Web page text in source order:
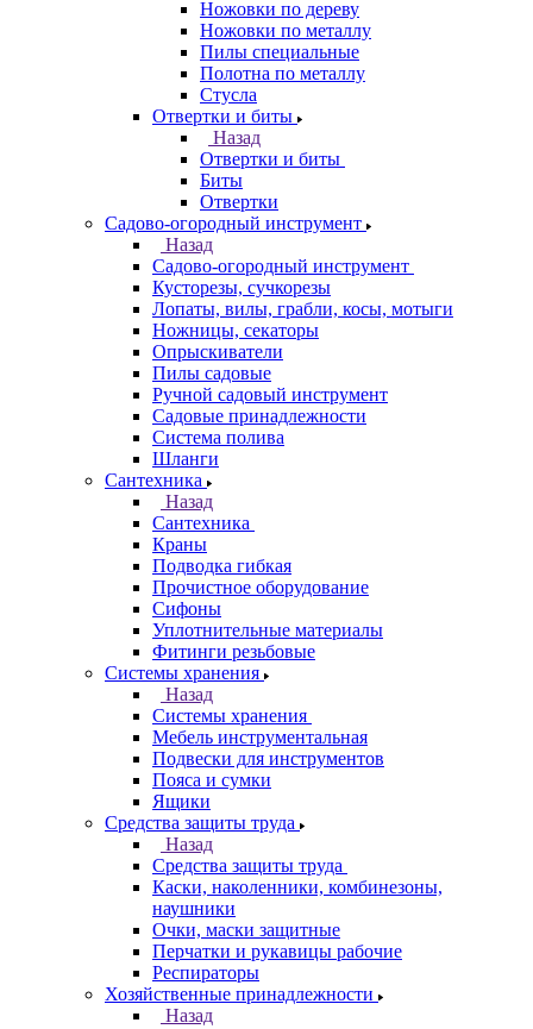
Ножовки по дереву
Ножовки по металлу
Пилы специальные
Полотна по металлу
Стусла
Отвертки и биты
Назад
Отвертки и биты
Биты
Отвертки
Садово-огородный инструмент
Назад
Садово-огородный инструмент
Кусторезы, сучкорезы
Лопаты, вилы, грабли, косы, мотыги
Ножницы, секаторы
Опрыскиватели
Пилы садовые
Ручной садовый инструмент
Садовые принадлежности
Система полива
Шланги
Сантехника
Назад
Сантехника
Краны
Подводка гибкая
Прочистное оборудование
Сифоны
Уплотнительные материалы
Фитинги резьбовые
Системы хранения
Назад
Системы хранения
Мебель инструментальная
Подвески для инструментов
Пояса и сумки
Ящики
Средства защиты труда
Назад
Средства защиты труда
Каски, наколенники, комбинезоны,
наушники
Очки, маски защитные
Перчатки и рукавицы рабочие
Респираторы
Хозяйственные принадлежности
Назад